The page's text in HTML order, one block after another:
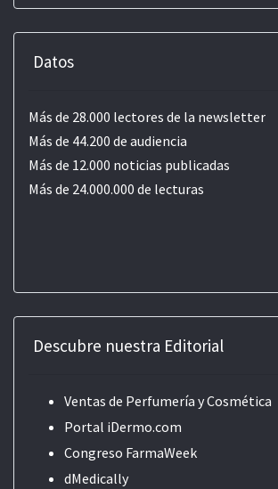
Datos
Más de 28.000 lectores de la newsletter
Más de 44.200 de audiencia
Más de 12.000 noticias publicadas
Más de 24.000.000 de lecturas
Descubre nuestra Editorial
Ventas de Perfumería y Cosmética
Portal iDermo.com
Congreso FarmaWeek
dMedically